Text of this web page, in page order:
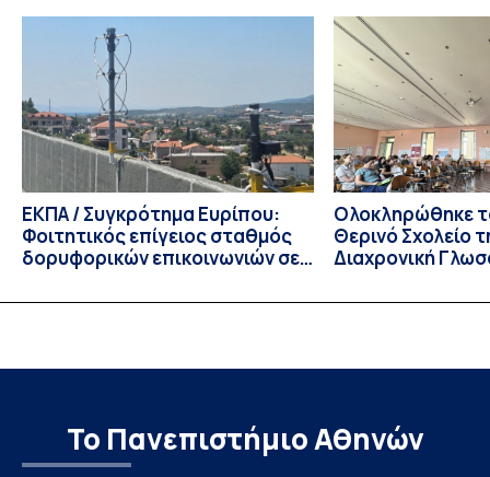
παράταση της προθεσμίας υποβολής εκδήλωσης
ενδιαφέροντος για την φοίτηση σε Προγράμματα Σπουδών,
Τμημάτων του Πανεπιστημίου μας στο Παράρτημα Κύπρου
για το ακαδημαϊκό έτος 2026-2027, έως τη Δευτέρα 31
Αυγούστου 2026. […]
ΕΚΠΑ / Συγκρότημα Ευρίπου:
Φοιτητικός επίγειος σταθμός
δορυφορικών επικοινωνιών σε
Ολοκληρώθηκε
Θερινό Σχολείο
Διαχρονική
Linguistics in
Το Πανεπιστήμιο Αθηνών